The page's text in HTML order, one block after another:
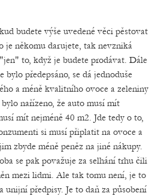
budete výše uvedené věci pěstovat
je někomu darujete, tak nevzniká
to, když je budete prodávat. Dále
bylo předepsáno, se dá jednoduše
a méně kvalitního ovoce a zeleniny
nařízeno, že auto musí mít
mít nejméně 40 m2. Jde tedy o to,
si musí připlatit na ovoce a
zbyde méně peněz na jiné nákupy.
se pak považuje za selhání trhu čili
mezi lidmi. Ale tak tomu není, je to
unijní předpisy. Je to daň za působení